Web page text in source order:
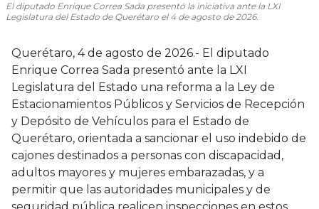
El diputado Enrique Correa Sada presentó la iniciativa ante la LXI
Legislatura del Estado de Querétaro el 4 de agosto de 2026.
Querétaro, 4 de agosto de 2026.- El diputado
Enrique Correa Sada presentó ante la LXI
Legislatura del Estado una reforma a la Ley de
Estacionamientos Públicos y Servicios de Recepción
y Depósito de Vehículos para el Estado de
Querétaro, orientada a sancionar el uso indebido de
cajones destinados a personas con discapacidad,
adultos mayores y mujeres embarazadas, y a
permitir que las autoridades municipales y de